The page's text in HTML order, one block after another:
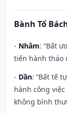
Bành Tổ
- Nhâm: “Bất
tiến hành tháo
- Dần: “Bất tế
hành công
không bình